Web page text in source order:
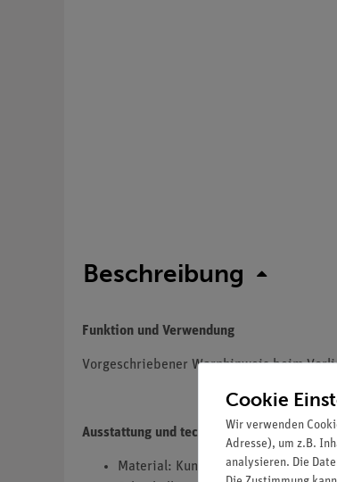
Beschreibung
Funktion und Verwendung
Vorgeschriebener Warnhinweis beim
Ausstattung und technische Daten
Material: Kunststoff
Cookie
Wir verwenden
Adresse), um z.B.
analysieren. Die